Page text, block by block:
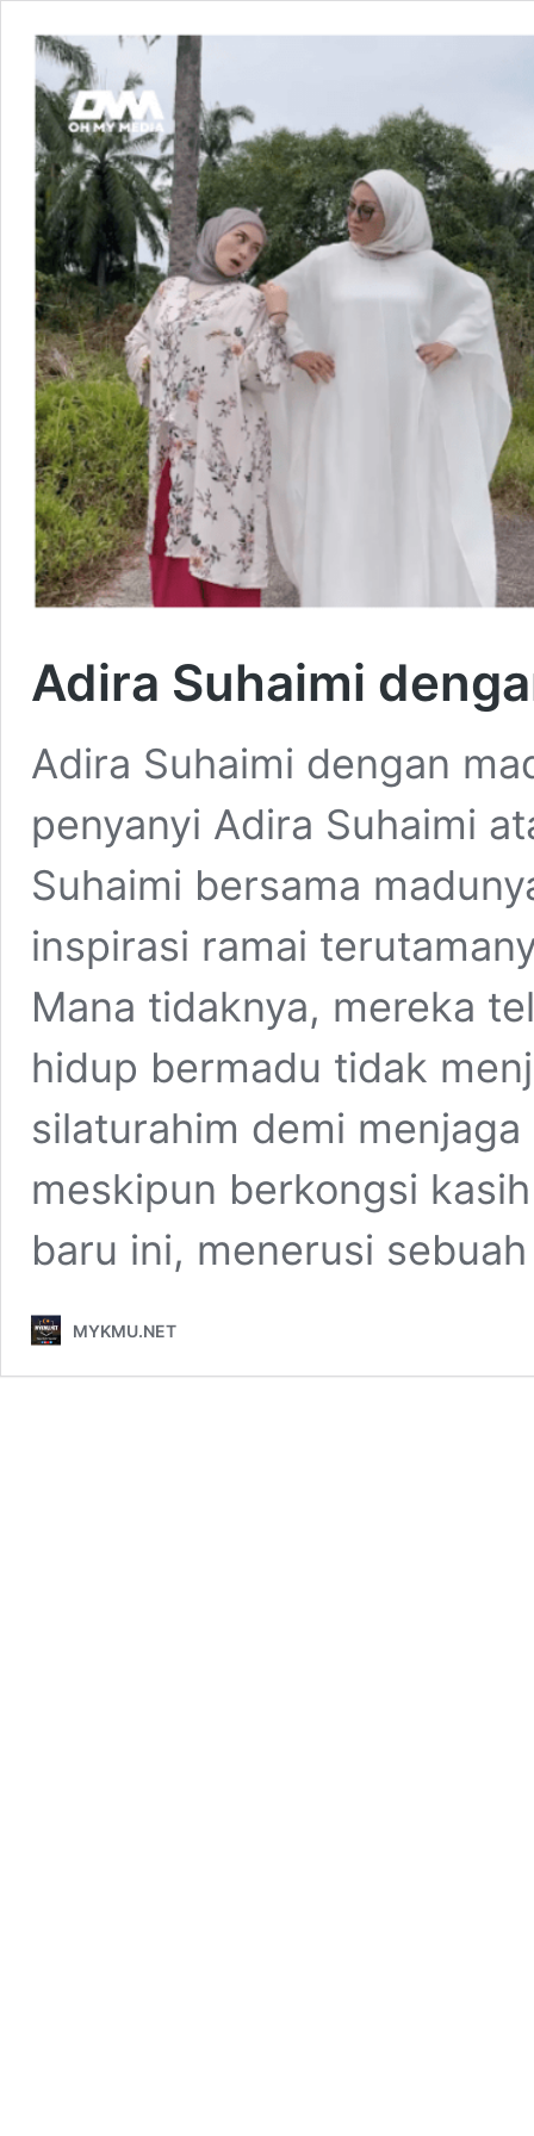
Adira Suhaimi
Adira Suhaimi dengan
penyanyi Adira Suhaimi
Suhaimi bersama
inspirasi ramai
Mana tidaknya, mereka
hidup bermadu tidak
silaturahim demi
meskipun berkongsi
baru ini, menerusi
MYKMU.NET